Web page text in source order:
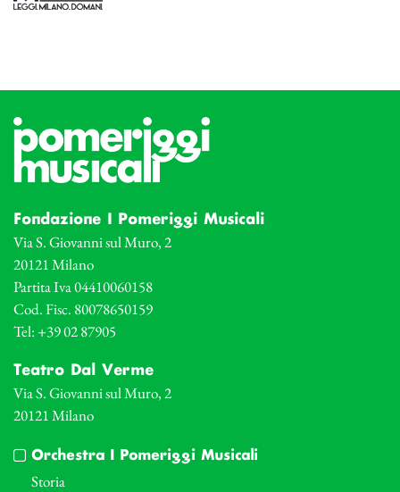
Fondazione I Pomeriggi Musicali
Via S. Giovanni sul Muro, 2
20121 Milano
Partita Iva 04410060158
Cod. Fisc. 80078650159
Tel: +39 02 87905
Teatro Dal Verme
Via S. Giovanni sul Muro, 2
20121 Milano
Orchestra I Pomeriggi Musicali
Storia